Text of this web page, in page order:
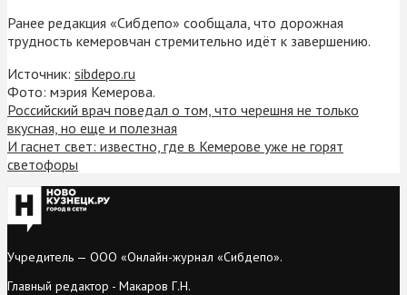
Ранее редакция «Сибдепо» сообщала, что дорожная
трудность кемеровчан стремительно идёт к завершению.
Источник: sibdepo.ru
Фото: мэрия Кемерова.
Российский врач поведал о том, что черешня не только
вкусная, но еще и полезная
И гаснет свет: известно, где в Кемерове уже не горят
светофоры
Учредитель — ООО «Онлайн-журнал «Сибдепо».
Главный редактор - Макаров Г.Н.